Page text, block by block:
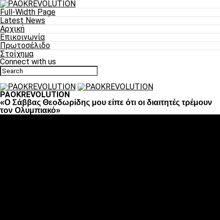
Full-Width Page
Latest News
Αρχική
Επικοινωνία
Πρωτοσέλιδο
Στοίχημα
Connect with us
PAOKREVOLUTION
«Ο Σάββας Θεοδωρίδης μου είπε ότι οι διαιτητές τρέμουν
τον Ολυμπιακό»